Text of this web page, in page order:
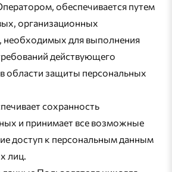
обеспечивается путем
организационных
необходимых для выполнения
действующего
области защиты персональных
сохранность
и принимает все возможные
доступ к персональным данным
лиц.